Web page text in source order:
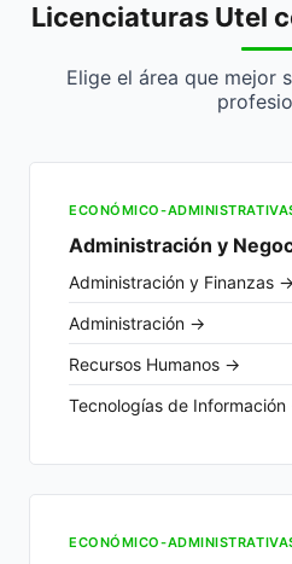
Licenciaturas Utel
Elige el área que mejor
ECONÓMICO-
Administración y
Administración y Finanzas →
Administración →
Recursos Humanos →
Tecnologías de
ECONÓMICO-